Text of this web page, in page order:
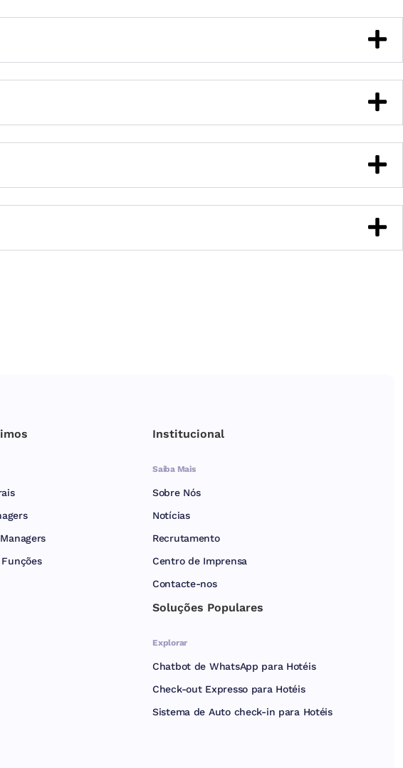
Institucional
Saiba Mais
Sobre Nós
Notícias
Recrutamento
Centro de Imprensa
Contacte-nos
Soluções Populares
Explorar
Chatbot de WhatsApp para Hotéis
Check-out Expresso para Hotéis
Sistema de Auto check-in para Hotéis